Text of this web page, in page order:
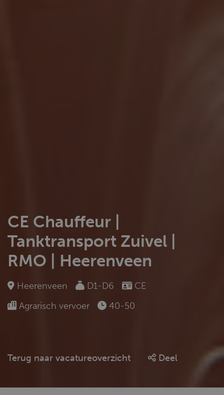
CE Chauffeur |
Tanktransport Zuivel |
RMO | Heerenveen
Heerenveen D1-D6
CE
Agrarisch vervoer
40-50
Terug naar vacatureoverzicht Deel